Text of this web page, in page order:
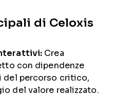
di Celoxis
Crea
con dipendenze
del percorso critico,
del valore realizzato.